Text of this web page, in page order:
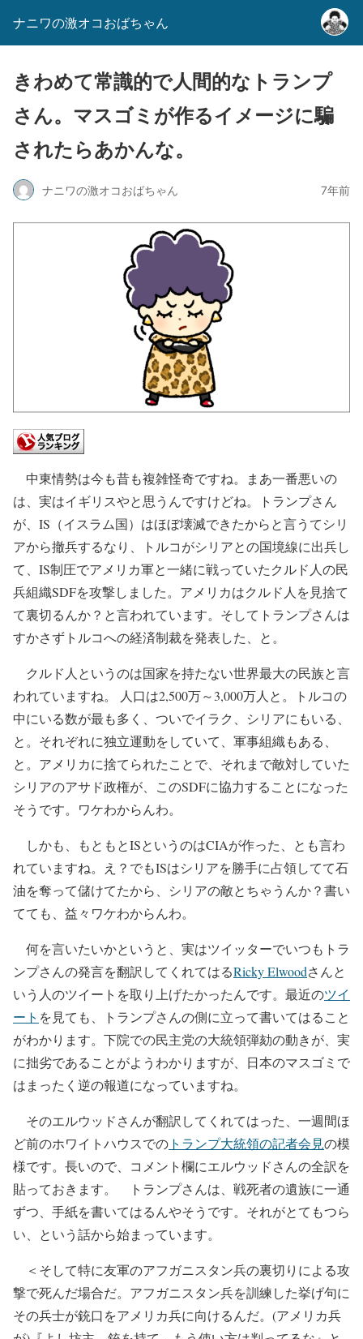
ナニワの激オコおばちゃん
きわめて常識的で人間的なトランプ
さん。マスゴミが作るイメージに騙
されたらあかんな。
ナニワの激オコおばちゃん 7年前
中東情勢は今も昔も複雑怪奇ですね。まあ一番悪いの
は、実はイギリスやと思うんですけどね。トランプさん
が、IS（イスラム国）はほぼ壊滅できたからと言うてシリ
アから撤兵するなり、トルコがシリアとの国境線に出兵し
て、IS制圧でアメリカ軍と一緒に戦っていたクルド人の民
兵組織SDFを攻撃しました。アメリカはクルド人を見捨て
て裏切るんか？と言われています。そしてトランプさんは
すかさずトルコへの経済制裁を発表した、と。
クルド人というのは国家を持たない世界最大の民族と言
われていますね。 人口は2,500万～3,000万人と。トルコの
中にいる数が最も多く、ついでイラク、シリアにもいる、
と。それぞれに独立運動をしていて、軍事組織もある、
と。アメリカに捨てられたことで、それまで敵対していた
シリアのアサド政権が、このSDFに協力することになった
そうです。ワケわからんわ。
しかも、もともとISというのはCIAが作った、とも言わ
れていますね。え？でもISはシリアを勝手に占領してて石
油を奪って儲けてたから、シリアの敵とちゃうんか？書い
てても、益々ワケわからんわ。
何を言いたいかというと、実はツイッターでいつもトラ
ンプさんの発言を翻訳してくれてはるRicky Elwoodさんと
いう人のツイートを取り上げたかったんです。最近のツイ
ート を見ても、トランプさんの側に立って書いてはること
がわかります。下院での民主党の大統領弾劾の動きが、実
に拙劣であることがようわかりますが、日本のマスゴミで
はまったく逆の報道になっていますね。
そのエルウッドさんが翻訳してくれてはった、一週間ほ
ど前のホワイトハウスでの トランプ大統領の記者会見の模
様です。長いので、コメント欄にエルウッドさんの全訳を
貼っておきます。 トランプさんは、戦死者の遺族に一通
ずつ、手紙を書いてはるんやそうです。それがとてもつら
い、という話から始まっています。
＜そして特に友軍のアフガニスタン兵の裏切りによる攻
撃で死んだ場合だ。アフガニスタン兵を訓練した挙げ句に
その兵士が銃口をアメリカ兵に向けるんだ。(アメリカ兵